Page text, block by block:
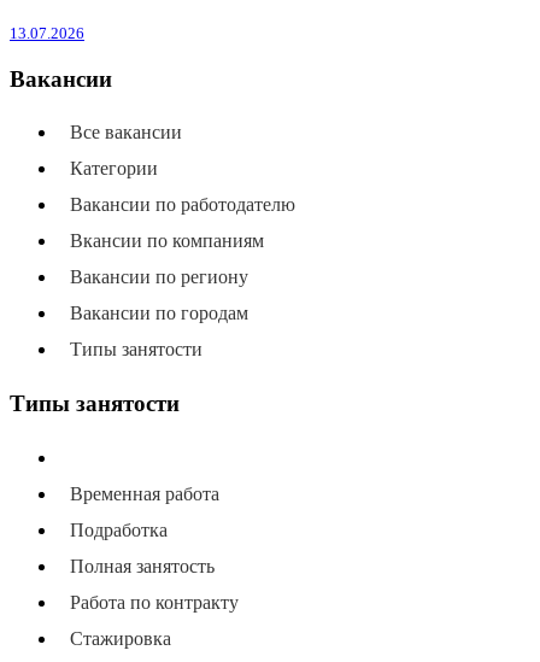
13.07.2026
Вакансии
Все вакансии
Категории
Вакансии по работодателю
Вкансии по компаниям
Вакансии по региону
Вакансии по городам
Типы занятости
Типы занятости
Временная работа
Подработка
Полная занятость
Работа по контракту
Стажировка